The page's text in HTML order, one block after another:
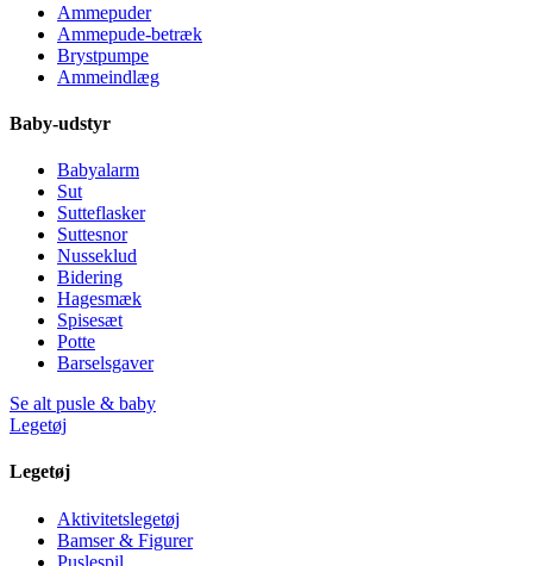
Ammepuder
Ammepude-betræk
Brystpumpe
Ammeindlæg
Baby-udstyr
Babyalarm
Sut
Sutteflasker
Suttesnor
Nusseklud
Bidering
Hagesmæk
Spisesæt
Potte
Barselsgaver
Se alt pusle & baby
Legetøj
Legetøj
Aktivitetslegetøj
Bamser & Figurer
Puslespil